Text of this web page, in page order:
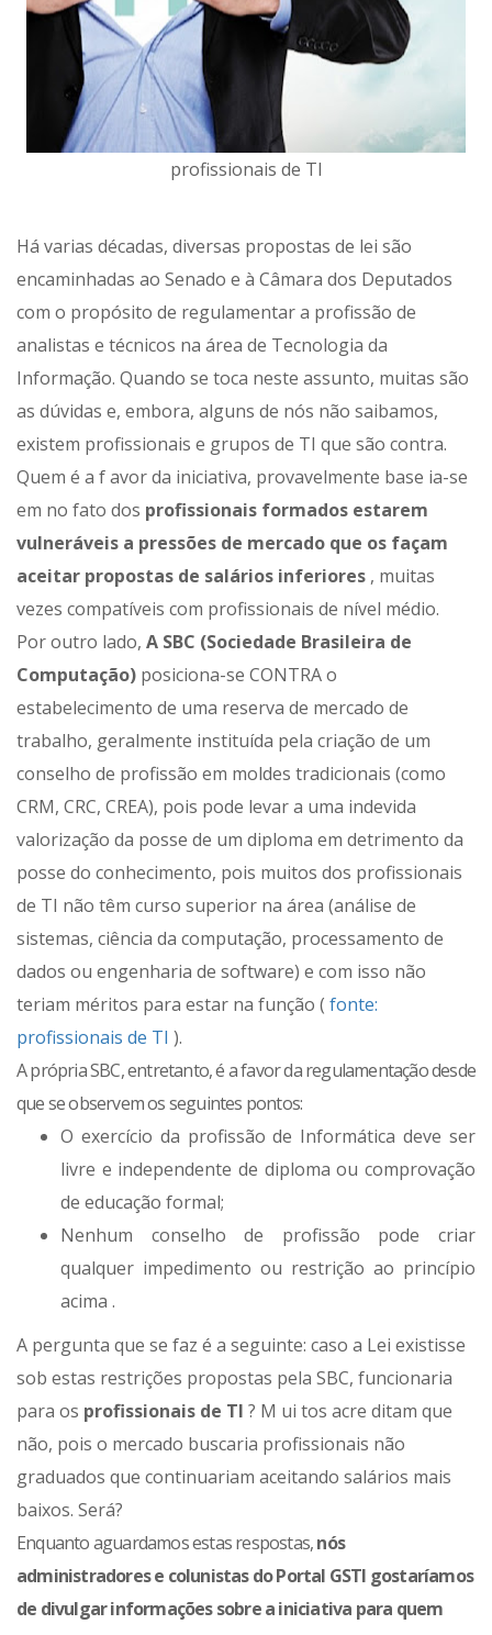
profissionais de TI
Há varias décadas, diversas propostas de lei são
encaminhadas ao Senado e à Câmara dos Deputados
com o propósito de regulamentar a profissão de
analistas e técnicos na área de Tecnologia da
Informação. Quando se toca neste assunto, muitas são
as dúvidas e, embora, alguns de nós não saibamos,
existem profissionais e grupos de TI que são contra.
Quem é a f avor da iniciativa, provavelmente base ia-se
em no fato dos profissionais formados estarem
vulneráveis a pressões de mercado que os façam
aceitar propostas de salários inferiores , muitas
vezes compatíveis com profissionais de nível médio.
Por outro lado, A SBC (Sociedade Brasileira de
Computação) posiciona-se CONTRA o
estabelecimento de uma reserva de mercado de
trabalho, geralmente instituída pela criação de um
conselho de profissão em moldes tradicionais (como
CRM, CRC, CREA), pois pode levar a uma indevida
valorização da posse de um diploma em detrimento da
posse do conhecimento, pois muitos dos profissionais
de TI não têm curso superior na área (análise de
sistemas, ciência da computação, processamento de
dados ou engenharia de software) e com isso não
teriam méritos para estar na função ( fonte:
profissionais de TI ).
A própria SBC, entretanto, é a favor da regulamentação desde
que se observem os seguintes pontos:
O exercício da profissão de Informática deve ser
livre e independente de diploma ou comprovação
de educação formal;
Nenhum conselho de profissão pode criar
qualquer impedimento ou restrição ao princípio
acima .
A pergunta que se faz é a seguinte: caso a Lei existisse
sob estas restrições propostas pela SBC, funcionaria
para os profissionais de TI ? M ui tos acre ditam que
não, pois o mercado buscaria profissionais não
graduados que continuariam aceitando salários mais
baixos. Será?
Enquanto aguardamos estas respostas,nós
administradores e colunistas do Portal GSTI gostaríamos
de divulgarinformações sobrea iniciativa para quem